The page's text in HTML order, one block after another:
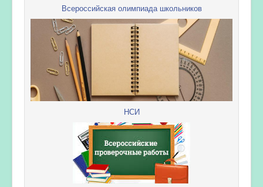
Всероссийская олимпиада школьников
НСИ